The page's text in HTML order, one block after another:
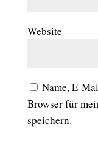
Website
Name, E-
Browser für
speichern.